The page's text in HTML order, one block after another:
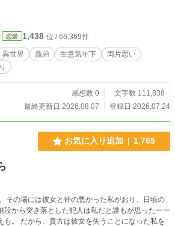
な表記です。 ※R18には＊表記しています。 ※今
余力があれば。
恋愛 1,438 位 / 66,369件
異世界 義弟 生意気年下
両片思い
感想数 0
文字数 111,838
最終更新日 2026.08.07
登録日 2026.07.24
お気に入り追加 1,765
その場には彼女と仲の悪かった私がおり、日頃の
段から突き落とした犯人は私だと誰もが思ったーー
も。 だから、貴方は彼女を失うことになった私を